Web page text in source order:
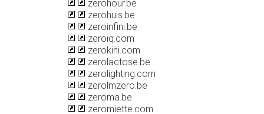
zerohour.be
zerohuis.be
zeroinfini.be
zeroiq.com
zerokini.com
zerolactose.be
zerolighting.com
zerolmzero.be
zeroma.be
zeromiette.com